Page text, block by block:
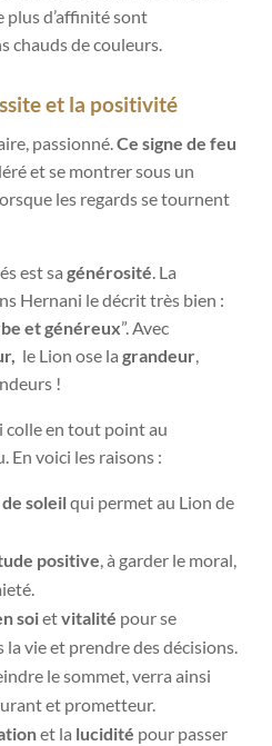
plus d’affinité sont
chauds de couleurs.
et la positivité
passionné.Ce signe de feu
et se montrer sous un
les regards se tournent
est sagénérosité. La
Hernani le décrit très bien :
et généreux”.Avec
le Lion ose lagrandeur,
!
colle en tout point au
En voici les raisons :
soleilqui permet au Lion de
positive, à garder le moral,
soietvitalité pour se
la vie et prendre des décisions.
le sommet, verra ainsi
et prometteur.
et la lucidité pour passer